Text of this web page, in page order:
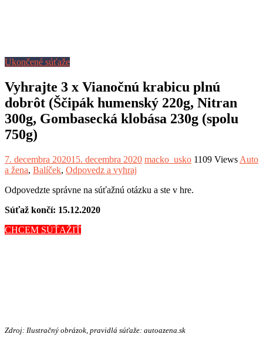
Ukončené súťaže
Vyhrajte 3 x Vianočnú krabicu plnú
dobrôt (Ščipák humenský 220g, Nitran
300g, Gombasecká klobása 230g (spolu
750g)
7. decembra 202015. decembra 2020 macko_usko 1109 Views Auto
a žena, Balíček, Odpovedz a vyhraj
Odpovedzte správne na súťažnú otázku a ste v hre.
Súťaž končí: 15.12.2020
CHCEM SÚŤAŽIŤ
Zdroj: Ilustračný obrázok, pravidlá súťaže: autoazena.sk